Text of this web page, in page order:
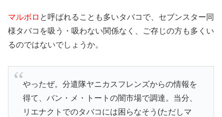
マルボロ と呼ばれることも多いタバコで、セブンスター同
様タバコを吸う・吸わない関係なく、ご存じの方も多くい
るのではないでしょうか。
やったぜ。分遣隊ヤニカスフレンズからの情報を
得て、バン・メ・トートの闇市場で調達。当分、
リエナクトでのタバコには困らなそう(ただしマ